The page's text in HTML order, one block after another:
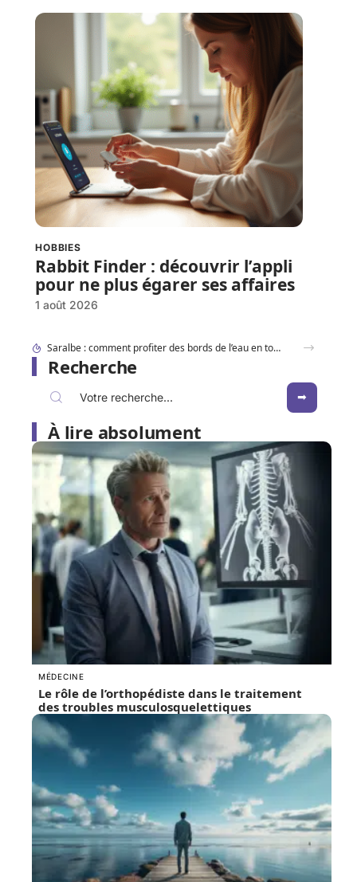
HOBBIES
Rabbit Finder : découvrir l’appli
pour ne plus égarer ses affaires
1 août 2026
Dracaufeu carte Rare ou ultra rare : quelles différences pour les collectionneurs ?
Recherche
À lire absolument
MÉDECINE
Le rôle de l’orthopédiste dans le traitement
des troubles musculosquelettiques